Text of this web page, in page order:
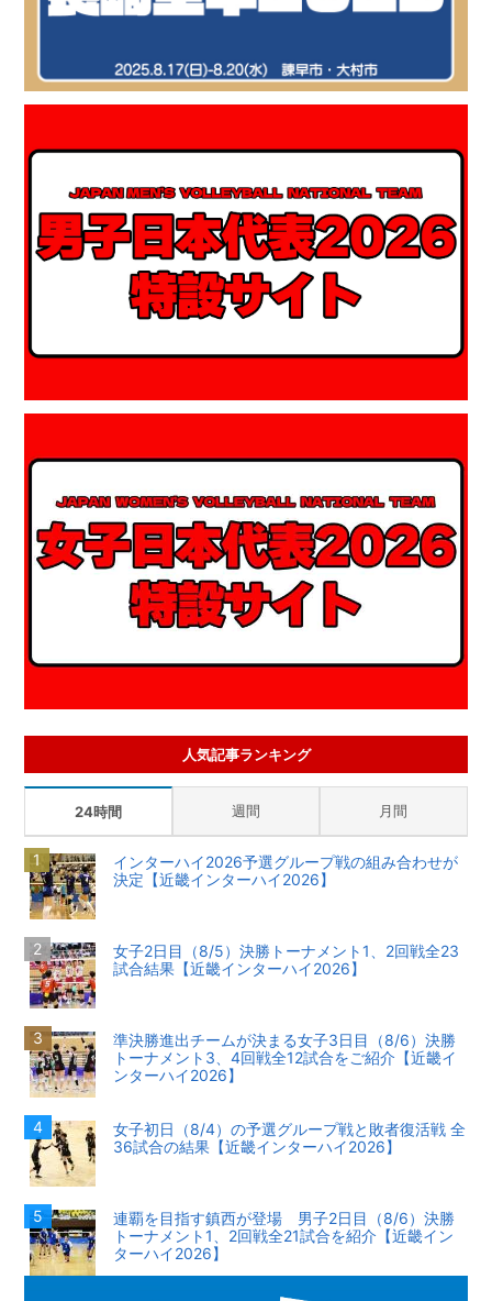
人気記事ランキング
24時間 週間 月間
インターハイ2026予選グループ戦の組み合わせが
決定【近畿インターハイ2026】
女子2日目（8/5）決勝トーナメント1、2回戦全23
試合結果【近畿インターハイ2026】
準決勝進出チームが決まる女子3日目（8/6）決勝
トーナメント3、4回戦全12試合をご紹介【近畿イ
ンターハイ2026】
女子初日（8/4）の予選グループ戦と敗者復活戦 全
36試合の結果【近畿インターハイ2026】
連覇を目指す鎮西が登場 男子2日目（8/6）決勝
トーナメント1、2回戦全21試合を紹介【近畿イン
ターハイ2026】